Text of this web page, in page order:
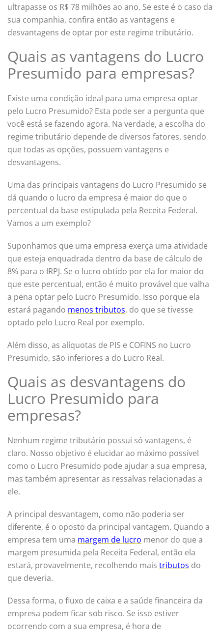
ultrapasse os R$ 78 milhões ao ano. Se este é o caso da
sua companhia, confira então as vantagens e
desvantagens de optar por este regime tributário.
Quais as vantagens do Lucro
Presumido para empresas?
Existe uma condição ideal para uma empresa optar
pelo Lucro Presumido? Esta pode ser a pergunta que
você está se fazendo agora. Na verdade, a escolha do
regime tributário depende de diversos fatores, sendo
que todas as opções, possuem vantagens e
desvantagens.
Uma das principais vantagens do Lucro Presumido se
dá quando o lucro da empresa é maior do que o
percentual da base estipulada pela Receita Federal.
Vamos a um exemplo?
Suponhamos que uma empresa exerça uma atividade
que esteja enquadrada dentro da base de cálculo de
8% para o IRPJ. Se o lucro obtido por ela for maior do
que este percentual, então é muito provável que valha
a pena optar pelo Lucro Presumido. Isso porque ela
estará pagando menos tributos, do que se tivesse
optado pelo Lucro Real por exemplo.
Além disso, as alíquotas de PIS e COFINS no Lucro
Presumido, são inferiores a do Lucro Real.
Quais as desvantagens do
Lucro Presumido para
empresas?
Nenhum regime tributário possui só vantagens, é
claro. Nosso objetivo é elucidar ao máximo possível
como o Lucro Presumido pode ajudar a sua empresa,
mas também apresentar as ressalvas relacionadas a
ele.
A principal desvantagem, como não poderia ser
diferente, é o oposto da principal vantagem. Quando a
empresa tem uma margem de lucro menor do que a
margem presumida pela Receita Federal, então ela
estará, provavelmente, recolhendo mais tributos do
que deveria.
Dessa forma, o fluxo de caixa e a saúde financeira da
empresa podem ficar sob risco. Se isso estiver
ocorrendo com a sua empresa, é hora de